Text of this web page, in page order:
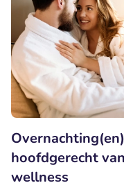
hoofdgerecht
wellness